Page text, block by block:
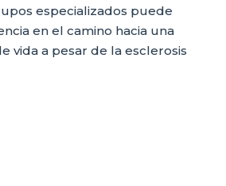
especializados puede
en el camino hacia una
vida a pesar de la esclerosis